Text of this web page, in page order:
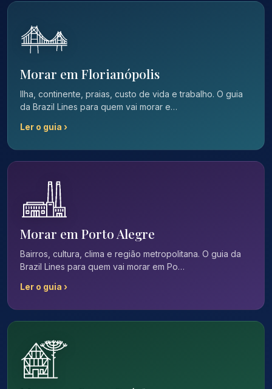
Morar em Florianópolis
Ilha, continente, praias, custo de vida e trabalho. O guia
da Brazil Lines para quem vai morar e…
Ler o guia ›
Morar em Porto Alegre
Bairros, cultura, clima e região metropolitana. O guia da
Brazil Lines para quem vai morar em Po…
Ler o guia ›